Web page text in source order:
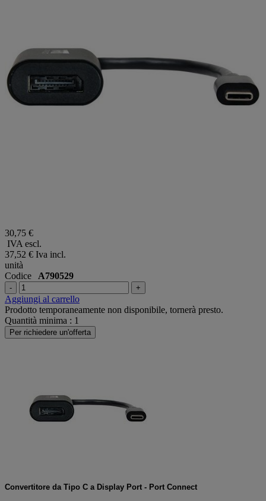
30,75 €
IVA escl.
37,52 € Iva incl.
unità
Codice A790529
- +
Aggiungi al carrello
Prodotto temporaneamente non disponibile, tornerà presto.
Quantità minima : 1
Per richiedere un'offerta
Convertitore da Tipo C a Display Port - Port Connect